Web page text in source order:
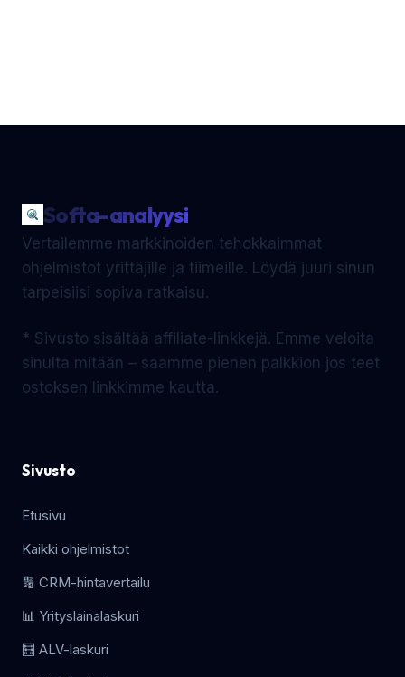
Softa-analyysi
Vertailemme markkinoiden tehokkaimmat
ohjelmistot yrittäjille ja tiimeille. Löydä juuri sinun
tarpeisiisi sopiva ratkaisu.
* Sivusto sisältää affiliate-linkkejä. Emme veloita
sinulta mitään – saamme pienen palkkion jos teet
ostoksen linkkimme kautta.
Sivusto
Etusivu
Kaikki ohjelmistot
🔢 CRM-hintavertailu
📊 Yrityslainalaskuri
🧮 ALV-laskuri